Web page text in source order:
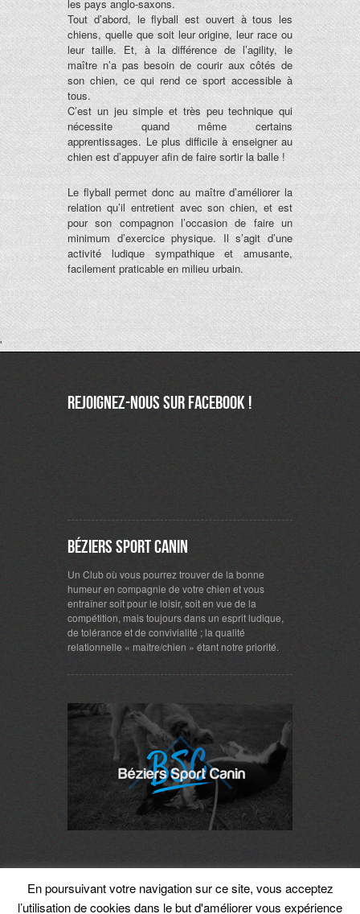
les pays anglo-saxons.
Tout d’abord, le flyball est ouvert à tous les
chiens, quelle que soit leur origine, leur race ou
leur taille. Et, à la différence de l’agility, le
maître n’a pas besoin de courir aux côtés de
son chien, ce qui rend ce sport accessible à
tous.
C’est un jeu simple et très peu technique qui
nécessite quand même certains
apprentissages. Le plus difficile à enseigner au
chien est d’appuyer afin de faire sortir la balle !
Le flyball permet donc au maître d’améliorer la
relation qu’il entretient avec son chien, et est
pour son compagnon l’occasion de faire un
minimum d’exercice physique. Il s’agit d’une
activité ludique sympathique et amusante,
facilement praticable en milieu urbain.
'
Rejoignez-nous sur Facebook !
Béziers Sport Canin
Un Club où vous pourrez trouver de la bonne
humeur en compagnie de votre chien et vous
entraîner soit pour le loisir, soit en vue de la
compétition, mais toujours dans un esprit ludique,
de tolérance et de convivialité ; la qualité
relationnelle « maître/chien » étant notre priorité.
© Béziers Sport Canin - Tous droits réservés.
En poursuivant votre navigation sur ce site, vous acceptez
l’utilisation de cookies dans le but d'améliorer vous expérience